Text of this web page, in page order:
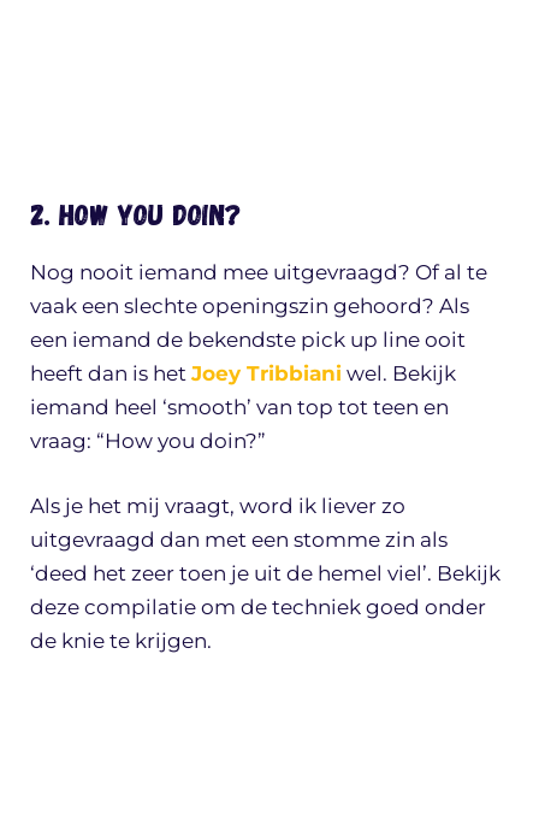
2. How you doin?
Nog nooit iemand mee uitgevraagd? Of al te
vaak een slechte openingszin gehoord? Als
een iemand de bekendste pick up line ooit
heeft dan is het Joey Tribbiani wel. Bekijk
iemand heel ‘smooth’ van top tot teen en
vraag: “How you doin?”
Als je het mij vraagt, word ik liever zo
uitgevraagd dan met een stomme zin als
‘deed het zeer toen je uit de hemel viel’. Bekijk
deze compilatie om de techniek goed onder
de knie te krijgen.